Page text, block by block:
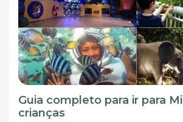
Guia completo para ir para
crianças